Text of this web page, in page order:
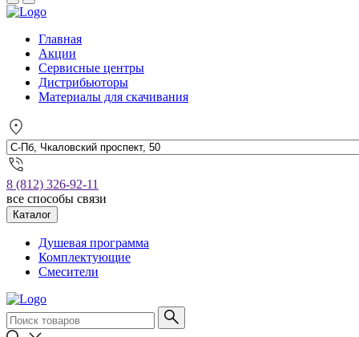
Главная
Акции
Сервисные центры
Дистрибьюторы
Материалы для скачивания
8 (812) 326-92-11
все способы связи
Каталог
Душевая программа
Комплектующие
Смесители